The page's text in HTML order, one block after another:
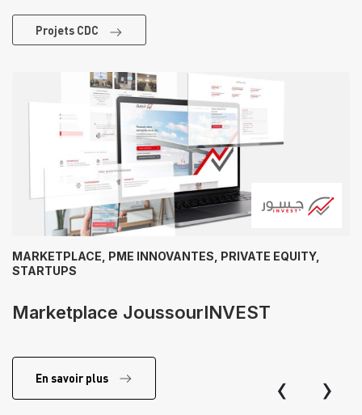
Projets CDC
MARKETPLACE, PME INNOVANTES, PRIVATE EQUITY,
STARTUPS
Marketplace JoussourINVEST
En savoir plus ‹ ›